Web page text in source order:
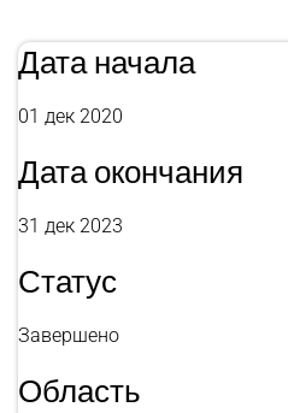
Дата начала
01 дек 2020
Дата окончания
31 дек 2023
Статус
Завершено
Область